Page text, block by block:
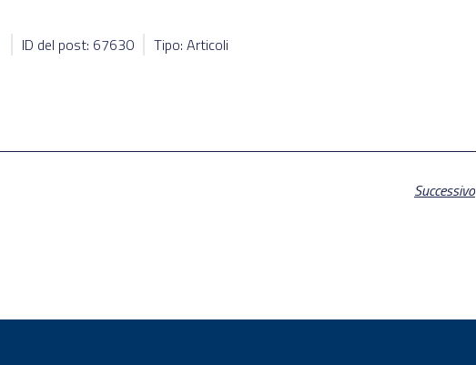
ID del post: 67630 Tipo: Articoli
Successivo